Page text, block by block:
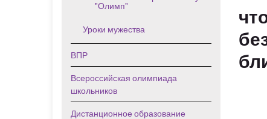
"Олимп"
Уроки мужества
ВПР
Всероссийская олимпиада
школьников
Дистанционное образование